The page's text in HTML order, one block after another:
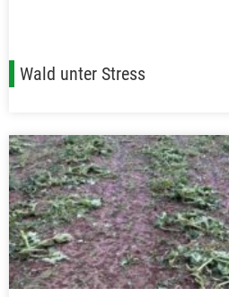
Wald unter Stress